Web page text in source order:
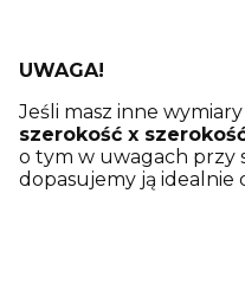
UWAGA!
Jeśli masz inne
szerokość x
o tym w uwagach przy
dopasujemy ją idealnie